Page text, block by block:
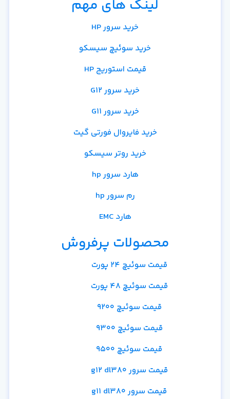
لینک های مهم
خرید سرور HP
خرید سوئیچ سیسکو
قیمت استوریج HP
خرید سرور G12
خرید سرور G11
خرید فایروال فورتی گیت
خرید روتر سیسکو
هارد سرور hp
رم سرور hp
هارد EMC
محصولات پرفروش
قیمت سوئیچ 24 پورت
قیمت سوئیچ 48 پورت
قیمت سوئیچ 9200
قیمت سوئیچ 9300
قیمت سوئیچ 9500
قیمت سرور g12 dl380
قیمت سرور g11 dl380